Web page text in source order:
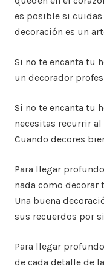
es posible si cuidas
decoración es un
Si no te encanta tu
un decorador
Si no te encanta tu
necesitas recurrir
Cuando decores
Para llegar
nada como decorar
Una buena
sus recuerdos por
Para llegar
de cada detalle de